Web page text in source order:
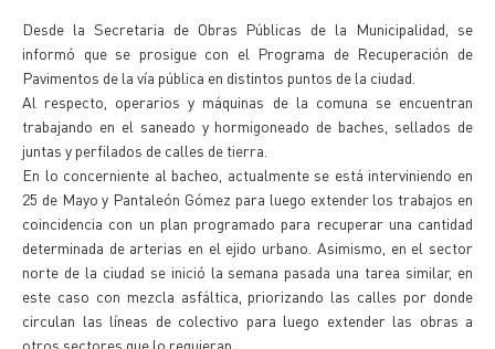
Desde la Secretaria de Obras Públicas de la Municipalidad, se
informó que se prosigue con el Programa de Recuperación de
Pavimentos de la vía pública en distintos puntos de la ciudad.
Al respecto, operarios y máquinas de la comuna se encuentran
trabajando en el saneado y hormigoneado de baches, sellados de
juntas y perfilados de calles de tierra.
En lo concerniente al bacheo, actualmente se está interviniendo en
25 de Mayo y Pantaleón Gómez para luego extender los trabajos en
coincidencia con un plan programado para recuperar una cantidad
determinada de arterias en el ejido urbano. Asimismo, en el sector
norte de la ciudad se inició la semana pasada una tarea similar, en
este caso con mezcla asfáltica, priorizando las calles por donde
circulan las líneas de colectivo para luego extender las obras a
otros sectores que lo requieran.